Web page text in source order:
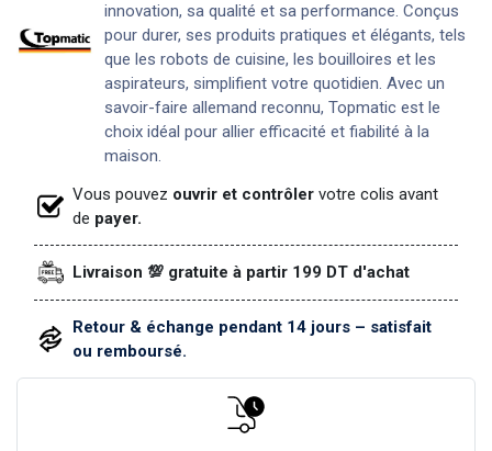
innovation, sa qualité et sa performance. Conçus
pour durer, ses produits pratiques et élégants, tels
que les robots de cuisine, les bouilloires et les
aspirateurs, simplifient votre quotidien. Avec un
savoir-faire allemand reconnu, Topmatic est le
choix idéal pour allier efficacité et fiabilité à la
maison.
Vous pouvez ouvrir et contrôler votre colis avant
de payer.
Livraison 💯 gratuite à partir 199 DT d'achat
Retour & échange pendant 14 jours – satisfait
ou remboursé.